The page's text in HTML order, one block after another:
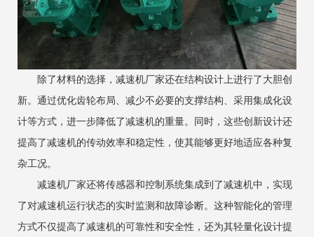
除了材料的选择，减速机厂家还在结构设计上进行了大胆创
新。通过优化齿轮布局、减少不必要的支撑结构、采用集成化设
计等方式，进一步降低了减速机的重量。同时，这些创新设计还
提高了减速机的传动效率和稳定性，使其能够更好地适应各种复
杂工况。
减速机厂家还将传感器和控制系统集成到了减速机中，实现
了对减速机运行状态的实时监测和故障诊断。这种智能化的管理
方式不仅提高了减速机的可靠性和安全性，还为其轻量化设计提